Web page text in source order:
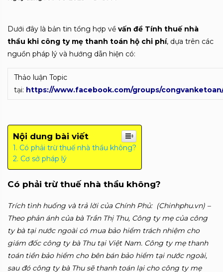
Dưới đây là bản tin tổng hợp về vấn đề Tính thuế nhà
thầu khi công ty mẹ thanh toán hộ chi phí, dựa trên các
nguồn pháp lý và hướng dẫn hiện có:
Thảo luận Topic
tại: https://www.facebook.com/groups/
Nội dung bài viết
Có phải trừ thuế nhà thầu không?
Cơ sở pháp lý
Có phải trừ thuế nhà thầu không?
Trích tình huống và trả lời của Chính Phủ: (Chinhphu.vn) –
Theo phản ánh của bà Trần Thị Thu, Công ty mẹ của công
ty bà tại nước ngoài có mua bảo hiểm trách nhiệm cho
giám đốc công ty bà Thu tại Việt Nam. Công ty mẹ thanh
toán tiền bảo hiểm cho bên bán bảo hiểm tại nước ngoài,
sau đó công ty bà Thu sẽ thanh toán lại cho công ty mẹ